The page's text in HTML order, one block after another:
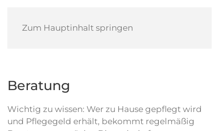
Zum Hauptinhalt springen
Beratung
Wichtig zu wissen: Wer zu Hause gepflegt wird
und Pflegegeld erhält, bekommt regelmäßig